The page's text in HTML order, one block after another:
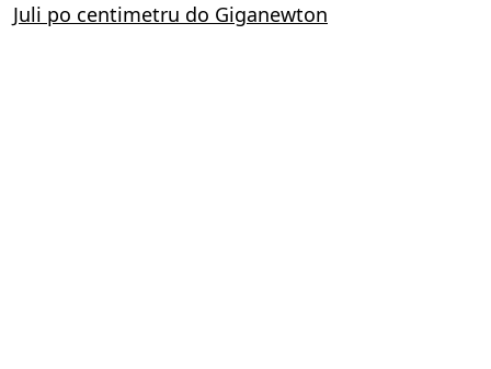
Juli po centimetru do Giganewton